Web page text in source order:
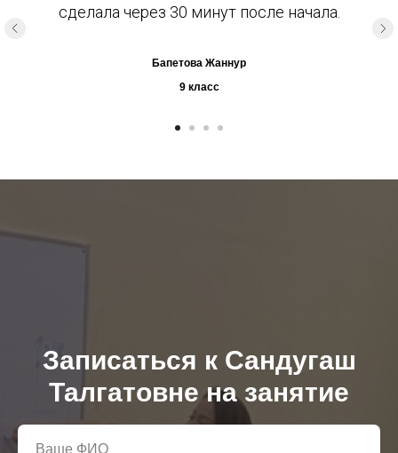
сделала через 30 минут после начала.
Бапетова Жаннур
9 класс
Записаться к Сандугаш
Талгатовне на занятие